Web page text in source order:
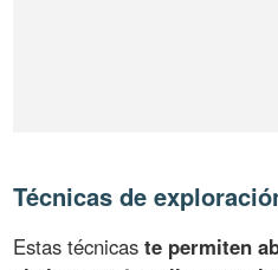
Técnicas de
Estas técnicaste permiten